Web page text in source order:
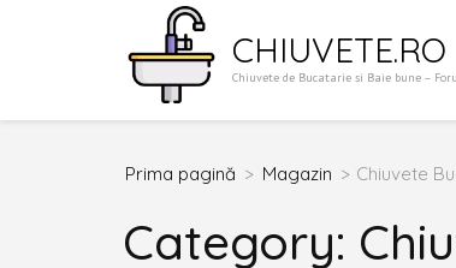
(apasă
CHIUVETE.RO
Chiuvete de Bucatarie si Baie bune –
Prima pagină > Magazin > Chiuvete
Category: